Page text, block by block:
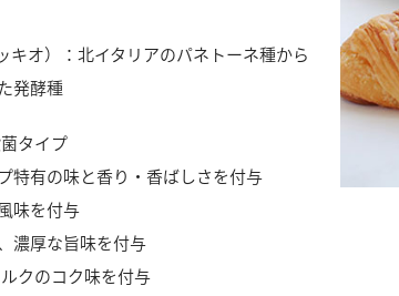
キオ）：北イタリアのパネトーネ種から
発酵種
タイプ
特有の味と香り・香ばしさを付与
味を付与
濃厚な旨味を付与
クのコク味を付与